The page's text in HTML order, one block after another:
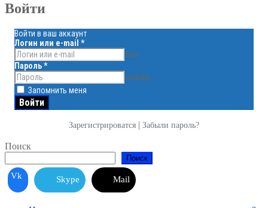
Войти
Войти в ваш аккаунт
Логин или e-mail *
face
Пароль*
visibility
Запомнить меня
Зарегистрироватся | Забыли пароль?
Поиск
Поиск
Vk Skype Mail